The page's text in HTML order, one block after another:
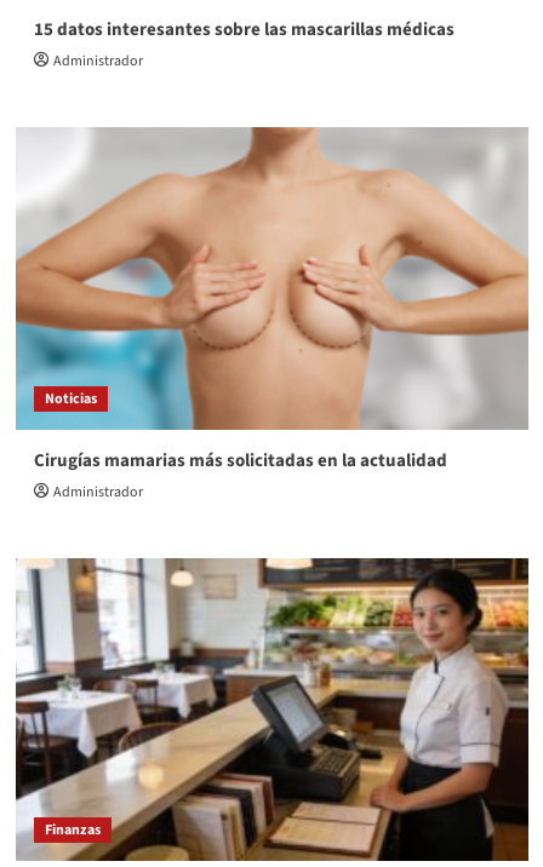
15 datos interesantes sobre las mascarillas médicas
Administrador
Noticias
Cirugías mamarias más solicitadas en la actualidad
Administrador
Finanzas